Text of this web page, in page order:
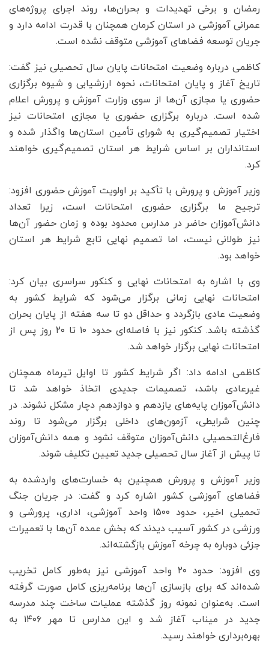
رمضان و برخی تهدیدات و بحران‌ها، روند اجرای پروژه‌های
عمرانی آموزشی در استان کرمان همچنان با قدرت ادامه دارد و
جریان توسعه فضاهای آموزشی متوقف نشده است.
کاظمی درباره وضعیت امتحانات پایان سال تحصیلی نیز گفت:
تاریخ آغاز و پایان امتحانات، نحوه ارزشیابی و شیوه برگزاری
حضوری یا مجازی آن‌ها از سوی وزارت آموزش و پرورش اعلام
شده است. درباره برگزاری حضوری یا مجازی امتحانات نیز
اختیار تصمیم‌گیری به شورای تأمین استان‌ها واگذار شده و
استانداران بر اساس شرایط هر استان تصمیم‌گیری خواهند
کرد.
وزیر آموزش و پرورش با تأکید بر اولویت آموزش حضوری افزود:
ترجیح ما برگزاری حضوری امتحانات است، زیرا تعداد
دانش‌آموزان حاضر در مدارس محدود بوده و زمان حضور آن‌ها
نیز طولانی نیست، اما تصمیم نهایی تابع شرایط هر استان
خواهد بود.
وی با اشاره به امتحانات نهایی و کنکور سراسری بیان کرد:
امتحانات نهایی زمانی برگزار می‌شود که شرایط کشور به
وضعیت عادی بازگردد و حداقل دو تا سه هفته از پایان بحران
گذشته باشد. کنکور نیز با فاصله‌ای حدود ۱۰ تا ۲۰ روز پس از
امتحانات نهایی برگزار خواهد شد.
کاظمی ادامه داد: اگر شرایط کشور تا اوایل تیرماه همچنان
غیرعادی باشد، تصمیمات جدیدی اتخاذ خواهد شد تا
دانش‌آموزان پایه‌های یازدهم و دوازدهم دچار مشکل نشوند. در
چنین شرایطی، آزمون‌های داخلی برگزار می‌شود تا روند
فارغ‌التحصیلی دانش‌آموزان متوقف نشود و همه دانش‌آموزان
تا پیش از آغاز سال تحصیلی جدید تعیین تکلیف شوند.
وزیر آموزش و پرورش همچنین به خسارت‌های واردشده به
فضاهای آموزشی کشور اشاره کرد و گفت: در جریان جنگ
تحمیلی اخیر، حدود ۱۵۰۰ واحد آموزشی، اداری، پرورشی و
ورزشی در کشور آسیب دیدند که بخش عمده آن‌ها با تعمیرات
جزئی دوباره به چرخه آموزش بازگشته‌اند.
وی افزود: حدود ۲۰ واحد آموزشی نیز به‌طور کامل تخریب
شده‌اند که برای بازسازی آن‌ها برنامه‌ریزی کامل صورت گرفته
است. به‌عنوان نمونه روز گذشته عملیات ساخت چند مدرسه
جدید در میناب آغاز شد و این مدارس تا مهر ۱۴۰۶ به
بهره‌برداری خواهند رسید.